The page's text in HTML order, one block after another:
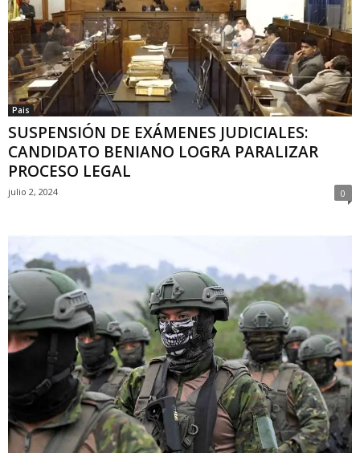
Pais
SUSPENSIÓN DE EXÁMENES JUDICIALES:
CANDIDATO BENIANO LOGRA PARALIZAR
PROCESO LEGAL
julio 2, 2024 0